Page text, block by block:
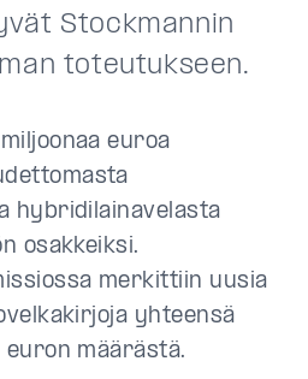
Stockmannin
toteutukseen.
euroa
hybridilainavelasta
osakkeiksi.
merkittiin uusia
yhteensä
euron määrästä.